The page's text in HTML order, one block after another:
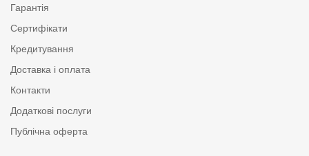
Гарантія
Сертифікати
Кредитування
Доставка і оплата
Контакти
Додаткові послуги
Публічна оферта